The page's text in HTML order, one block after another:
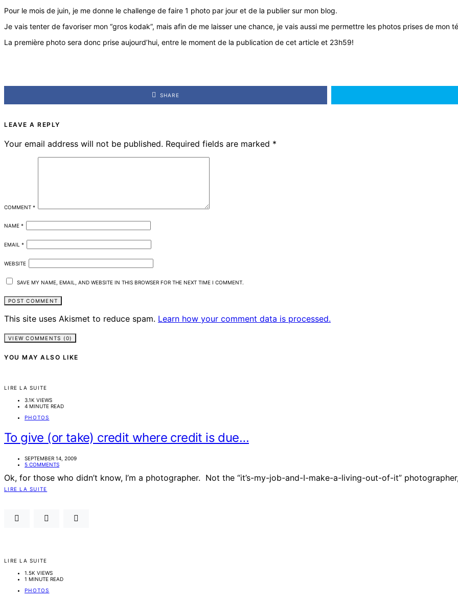
Pour le mois de juin, je me donne le challenge de faire 1 photo par jour et de la publier sur mon blog.
Je vais tenter de favoriser mon “gros kodak”, mais afin de me laisser une chance, je vais aussi me permettre les photos prises de mon
La première photo sera donc prise aujourd’hui, entre le moment de la publication de cet article et 23h59!
SHARE
LEAVE A REPLY
Your email address will not be published. Required fields are marked *
COMMENT *
NAME *
EMAIL *
WEBSITE
SAVE MY NAME, EMAIL, AND WEBSITE IN THIS BROWSER FOR THE NEXT TIME I COMMENT.
This site uses Akismet to reduce spam. Learn how your comment data is processed.
VIEW COMMENTS (0)
YOU MAY ALSO LIKE
LIRE LA SUITE
3.1K VIEWS
4 MINUTE READ
PHOTOS
To give (or take) credit where credit is due…
SEPTEMBER 14, 2009
5 COMMENTS
Ok, for those who didn’t know, I’m a photographer. Not the “it’s-my-job-and-I-make-a-living-out-of-it”
LIRE LA SUITE
LIRE LA SUITE
1.5K VIEWS
1 MINUTE READ
PHOTOS